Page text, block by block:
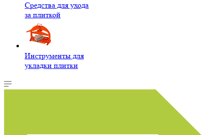
Средства для ухода
за плиткой
Инструменты для
укладки плитки